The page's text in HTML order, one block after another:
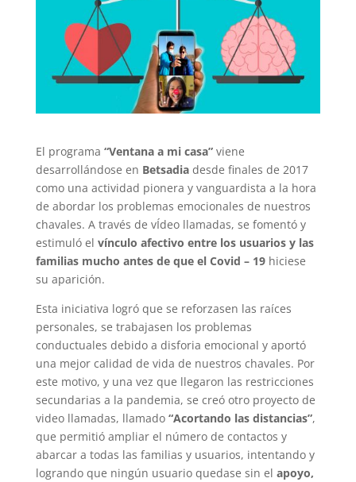
El programa “Ventana a mi casa”viene
desarrollándose en Betsadiadesde finales de 2017
como una actividad pionera y vanguardista a la hora
de abordar los problemas emocionales de nuestros
chavales. A través de vÍdeo llamadas, se fomentó y
estimuló el vínculo afectivo entre los usuarios y las
familias mucho antes de que el Covid – 19hiciese
su aparición.
Esta iniciativa logró que se reforzasen las raíces
personales, se trabajasen los problemas
conductuales debido a disforia emocional y aportó
una mejor calidad de vida de nuestros chavales. Por
este motivo, y una vez que llegaron las restricciones
secundarias a la pandemia, se creó otro proyecto de
video llamadas, llamado “Acortando las distancias”,
que permitió ampliar el número de contactos y
abarcar a todas las familias y usuarios, intentando y
logrando que ningún usuario quedase sin el apoyo,